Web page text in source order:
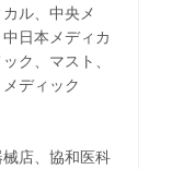
ル、中央メ
日本メディカ
ク、マスト、
ディック
店、協和医科